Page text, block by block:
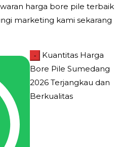
harga bore pile terbaik
marketing kami sekarang
-
Kuantitas Harga
Bore Pile Sumedang
2026 Terjangkau dan
Berkualitas